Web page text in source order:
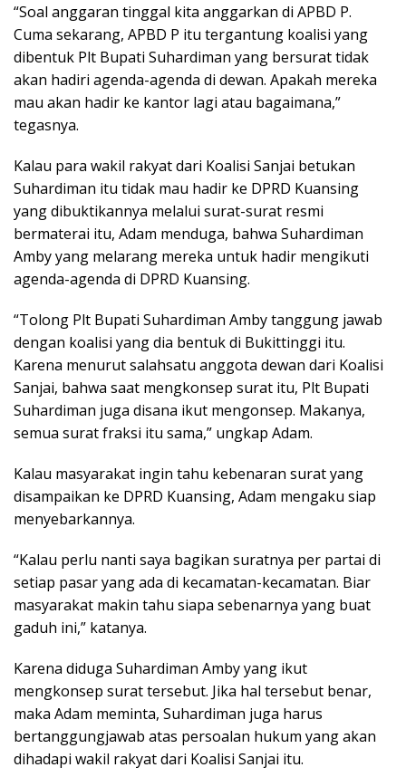
“Soal anggaran tinggal kita anggarkan di APBD P.
Cuma sekarang, APBD P itu tergantung koalisi yang
dibentuk Plt Bupati Suhardiman yang bersurat tidak
akan hadiri agenda-agenda di dewan. Apakah mereka
mau akan hadir ke kantor lagi atau bagaimana,”
tegasnya.
Kalau para wakil rakyat dari Koalisi Sanjai betukan
Suhardiman itu tidak mau hadir ke DPRD Kuansing
yang dibuktikannya melalui surat-surat resmi
bermaterai itu, Adam menduga, bahwa Suhardiman
Amby yang melarang mereka untuk hadir mengikuti
agenda-agenda di DPRD Kuansing.
“Tolong Plt Bupati Suhardiman Amby tanggung jawab
dengan koalisi yang dia bentuk di Bukittinggi itu.
Karena menurut salahsatu anggota dewan dari Koalisi
Sanjai, bahwa saat mengkonsep surat itu, Plt Bupati
Suhardiman juga disana ikut mengonsep. Makanya,
semua surat fraksi itu sama,” ungkap Adam.
Kalau masyarakat ingin tahu kebenaran surat yang
disampaikan ke DPRD Kuansing, Adam mengaku siap
menyebarkannya.
“Kalau perlu nanti saya bagikan suratnya per partai di
setiap pasar yang ada di kecamatan-kecamatan. Biar
masyarakat makin tahu siapa sebenarnya yang buat
gaduh ini,” katanya.
Karena diduga Suhardiman Amby yang ikut
mengkonsep surat tersebut. Jika hal tersebut benar,
maka Adam meminta, Suhardiman juga harus
bertanggungjawab atas persoalan hukum yang akan
dihadapi wakil rakyat dari Koalisi Sanjai itu.